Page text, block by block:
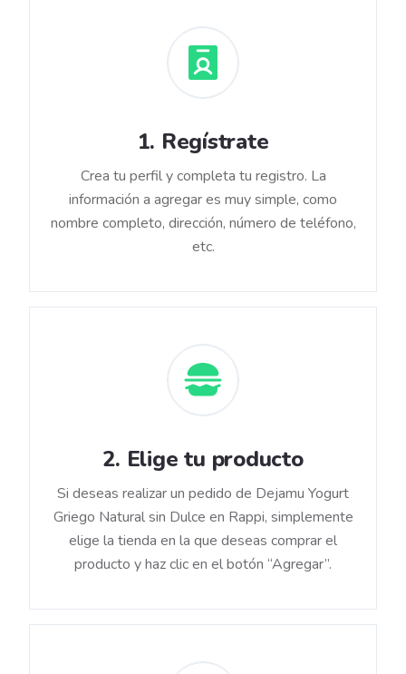
1. Regístrate
Crea tu perfil y completa tu registro. La
información a agregar es muy simple, como
nombre completo, dirección, número de teléfono,
etc.
2. Elige tu producto
Si deseas realizar un pedido de Dejamu Yogurt
Griego Natural sin Dulce en Rappi, simplemente
elige la tienda en la que deseas comprar el
producto y haz clic en el botón “Agregar”.